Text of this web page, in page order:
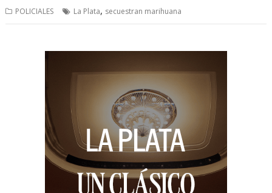
POLICIALES La Plata, secuestran marihuana